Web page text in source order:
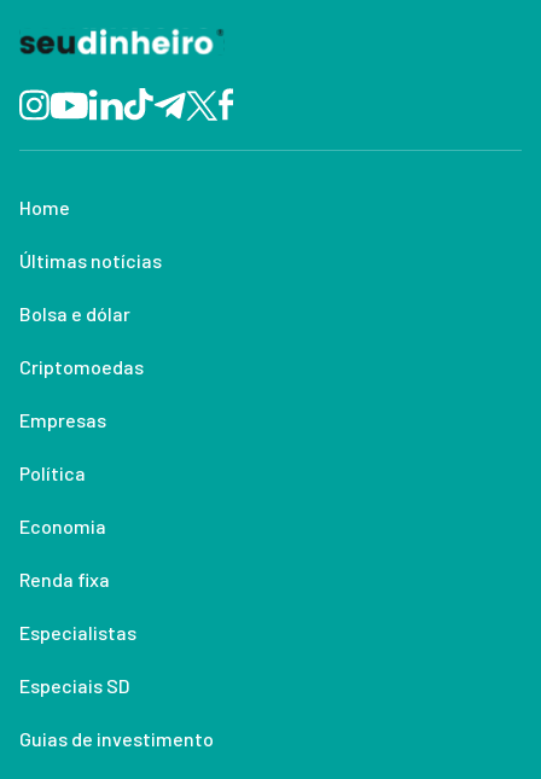
Home
Últimas notícias
Bolsa e dólar
Criptomoedas
Empresas
Política
Economia
Renda fixa
Especialistas
Especiais SD
Guias de investimento